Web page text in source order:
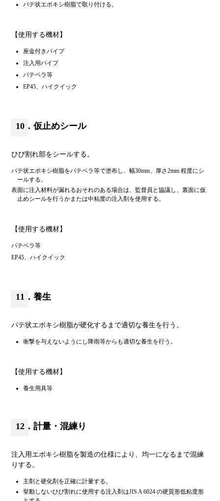
パテ状エポキシ樹脂で取り付ける。
【使用する機材】
座金付きパイプ
注入用パイプ
パテベラ等
EP45、ハイクイック
10．仮止めシール
ひび割れ部をシールする。
パテ状エポキシ樹脂をパテベラ等で塗布し、幅30mm、厚さ2mm 程度にシ
ールする。
表面に注入材料が漏れるおそれのある場合は、監督員と協議し、裏面に仮
止めシールを行うかまたは中粘度の注入剤を使用する。
【使用する機材】
パテベラ等
EP45、ハイクイック
11．養生
パテ状エポキシ樹脂が硬化するまで適切な養生を行う。
衝撃を与えないようにし降雨等からも適切な養生を行う。
【使用する機材】
養生用具等
12．計量・混練り
注入用エポキシ樹脂を製造の仕様により、均一になるまで混練
りする。
主剤と硬化剤を正確に計量する。
挙動しないひび割れに使用する注入剤はJIS A 6024 の硬質形低粘度形